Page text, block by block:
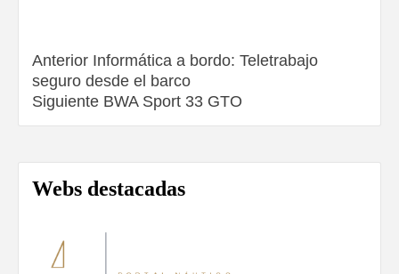
Navegación
de
entradas
Anterior Informática a bordo: Teletrabajo
seguro desde el barco
Siguiente BWA Sport 33 GTO
Webs destacadas